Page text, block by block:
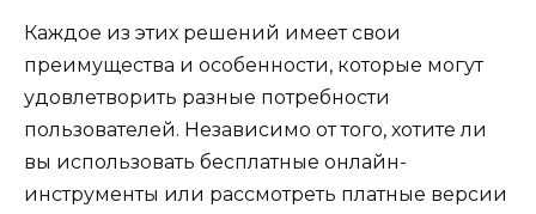
Каждое из этих решений имеет свои
преимущества и особенности, которые могут
удовлетворить разные потребности
пользователей. Независимо от того, хотите ли
вы использовать бесплатные онлайн-
инструменты или рассмотреть платные версии